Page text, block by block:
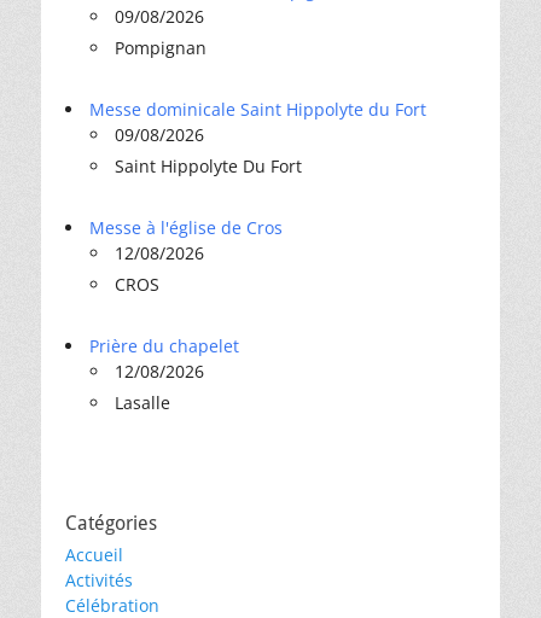
09/08/2026
Pompignan
Messe dominicale Saint Hippolyte du Fort
09/08/2026
Saint Hippolyte Du Fort
Messe à l'église de Cros
12/08/2026
CROS
Prière du chapelet
12/08/2026
Lasalle
Catégories
Accueil
Activités
Célébration